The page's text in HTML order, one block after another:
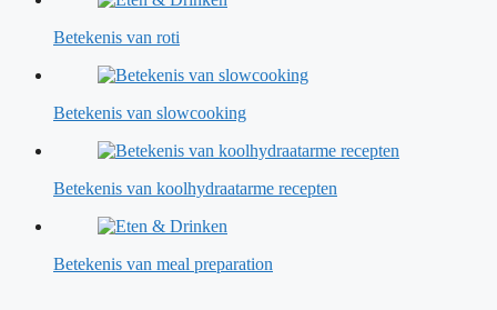
Betekenis van roti
Betekenis van slowcooking
Betekenis van koolhydraatarme recepten
Betekenis van meal preparation